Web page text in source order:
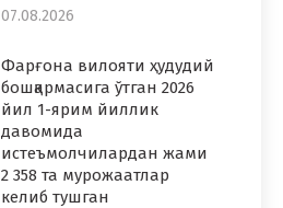
07.08.2026
Фарғона вилояти ҳудудий
бошқармасига ўтган 2026
йил 1-ярим йиллик
давомида
истеъмолчилардан жами
2 358 та мурожаатлар
келиб тушган